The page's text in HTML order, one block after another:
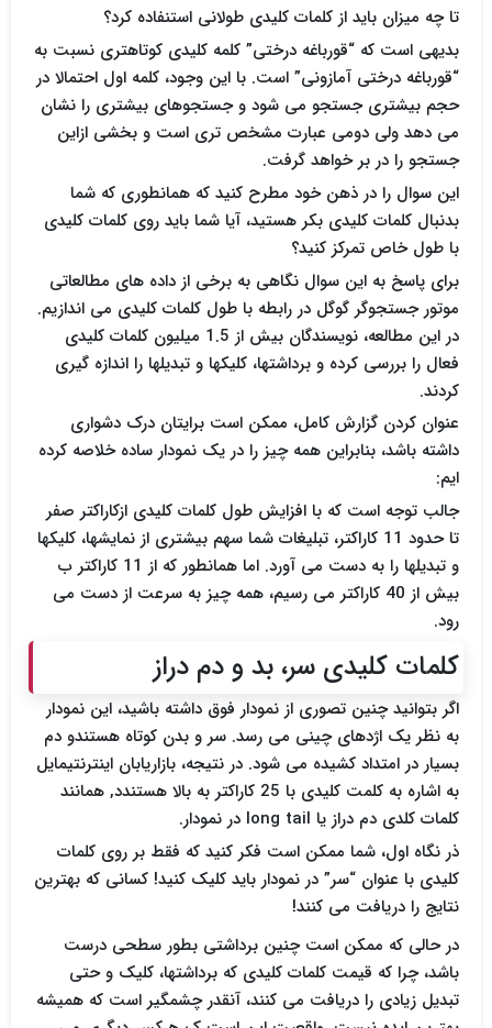
تا چه میزان باید از کلمات کلیدی طولانی استنفاده کرد؟
بدیهی است که “قورباغه درختی” کلمه کلیدی کوتاهتری نسبت به
“قورباغه درختی آمازونی” است. با این وجود، کلمه اول احتمالا در
حجم بیشتری جستجو می شود و جستجوهای بیشتری را نشان
می دهد ولی دومی عبارت مشخص تری است و بخشی ازاین
جستجو را در بر خواهد گرفت.
این سوال را در ذهن خود مطرح کنید که همانطوری که شما
بدنبال کلمات کلیدی بکر هستید، آیا شما باید روی کلمات کلیدی
با طول خاص تمرکز کنید؟
برای پاسخ به این سوال نگاهی به برخی از داده های مطالعاتی
موتور جستجوگر گوگل در رابطه با طول کلمات کلیدی می اندازیم.
در این مطالعه، نویسندگان بیش از 1.5 میلیون کلمات کلیدی
فعال را بررسی کرده و برداشتها، کلیکها و تبدیلها را اندازه گیری
کردند.
عنوان کردن گزارش کامل، ممکن است برایتان درک دشواری
داشته باشد، بنابراین همه چیز را در یک نمودار ساده خلاصه کرده
ایم:
جالب توجه است که با افزایش طول کلمات کلیدی ازکاراکتر صفر
تا حدود 11 کاراکتر، تبلیغات شما سهم بیشتری از نمایشها، کلیکها
و تبدیلها را به دست می آورد. اما همانطور که از 11 کاراکتر ب
بیش از 40 کاراکتر می رسیم، همه چیز به سرعت از دست می
رود.
کلمات کلیدی سر، بد و دم دراز
اگر بتوانید چنین تصوری از نمودار فوق داشته باشید، این نمودار
به نظر یک اژدهای چینی می رسد. سر و بدن کوتاه هستندو دم
بسیار در امتداد کشیده می شود. در نتیجه، بازاریابان اینترنتیمایل
به اشاره به کلمت کلیدی با 25 کاراکتر به بالا هستندد, همانند
کلمات کلدی دم دراز یا long tail در نمودار.
ذر نگاه اول، شما ممکن است فکر کنید که فقط بر روی کلمات
کلیدی با عنوان “سر” در نمودار باید کلیک کنید! کسانی که بهترین
نتایج را دریافت می کنند!
در حالی که ممکن است چنین برداشتی بطور سطحی درست
باشد، چرا که قیمت کلمات کلیدی که برداشتها، کلیک و حتی
تبدیل زیادی را دریافت می کنند، آنقدر چشمگیر است که همیشه